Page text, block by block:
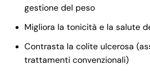
gestione del peso
Migliora la tonicità e la salute
Contrasta la colite ulcerosa
trattamenti convenzionali)